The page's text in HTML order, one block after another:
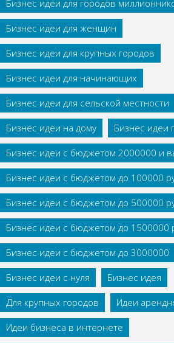
Бизнес идеи для городов
Бизнес идеи для женщин
Бизнес идеи для крупных городов
Бизнес идеи для начинающих
Бизнес идеи для сельской местности
Бизнес идеи на дому
Бизнес идеи
Бизнес идеи с бюджетом 2000000 и
Бизнес идеи с бюджетом до 100000
Бизнес идеи с бюджетом до 500000
Бизнес идеи с бюджетом до 1500000
Бизнес идеи с бюджетом до 3000000
Бизнес идеи с нуля
Бизнес идея
Для крупных городов
Идеи
Идеи бизнеса в интернете